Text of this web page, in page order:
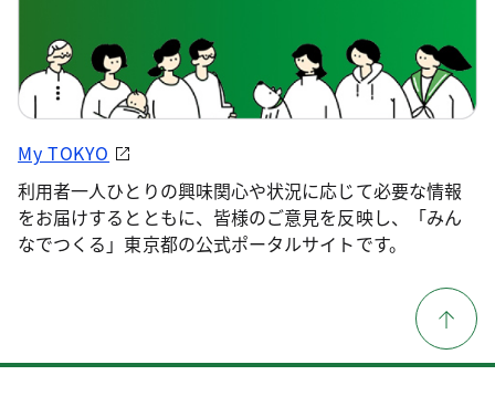
My TOKYO
利用者一人ひとりの興味関心や状況に応じて必要な情報
をお届けするとともに、皆様のご意見を反映し、「みん
なでつくる」東京都の公式ポータルサイトです。